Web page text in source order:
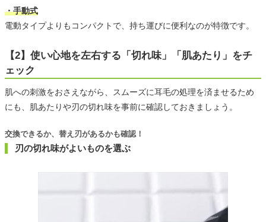
・手動式
電動タイプよりもコンパクトで、持ち運びに便利なのが特徴です。
【2】使い心地を左右する「切れ味」「肌あたり」をチ
ェック
肌への刺激をおさえながら、スムーズに耳毛の処理を済ませるため
にも、肌あたりや刃の切れ味を事前に確認しておきましょう。
刃の切れ味がよいものを選ぶ
交換できるか、替え刃があるかも確認！